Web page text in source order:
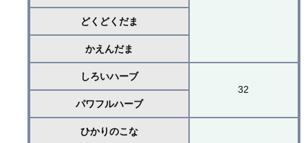
どくどくだま
かえんだま
しろいハーブ
32
パワフルハーブ
ひかりのこな